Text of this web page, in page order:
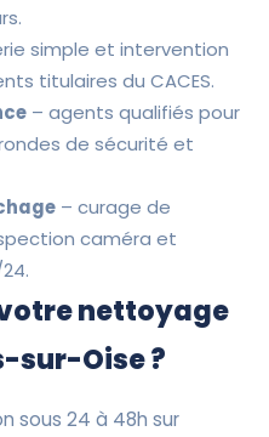
simple et intervention
titulaires du CACES.
– agents qualifiés pour
de sécurité et
– curage de
caméra et
nettoyage
sur-Oise ?
sous 24 à 48h sur